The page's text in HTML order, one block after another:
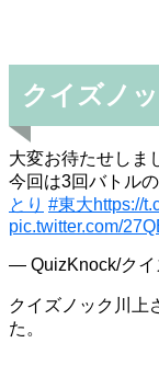
クイズノ
大変お待たせしま
今回は3回バトル
とり #東大https://
pic.twitter.com/
— QuizKnock/クイ
クイズノック川上
た。